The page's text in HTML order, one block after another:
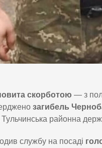
скорботою — з
загибель
Тульчинська районна
службу на посаді